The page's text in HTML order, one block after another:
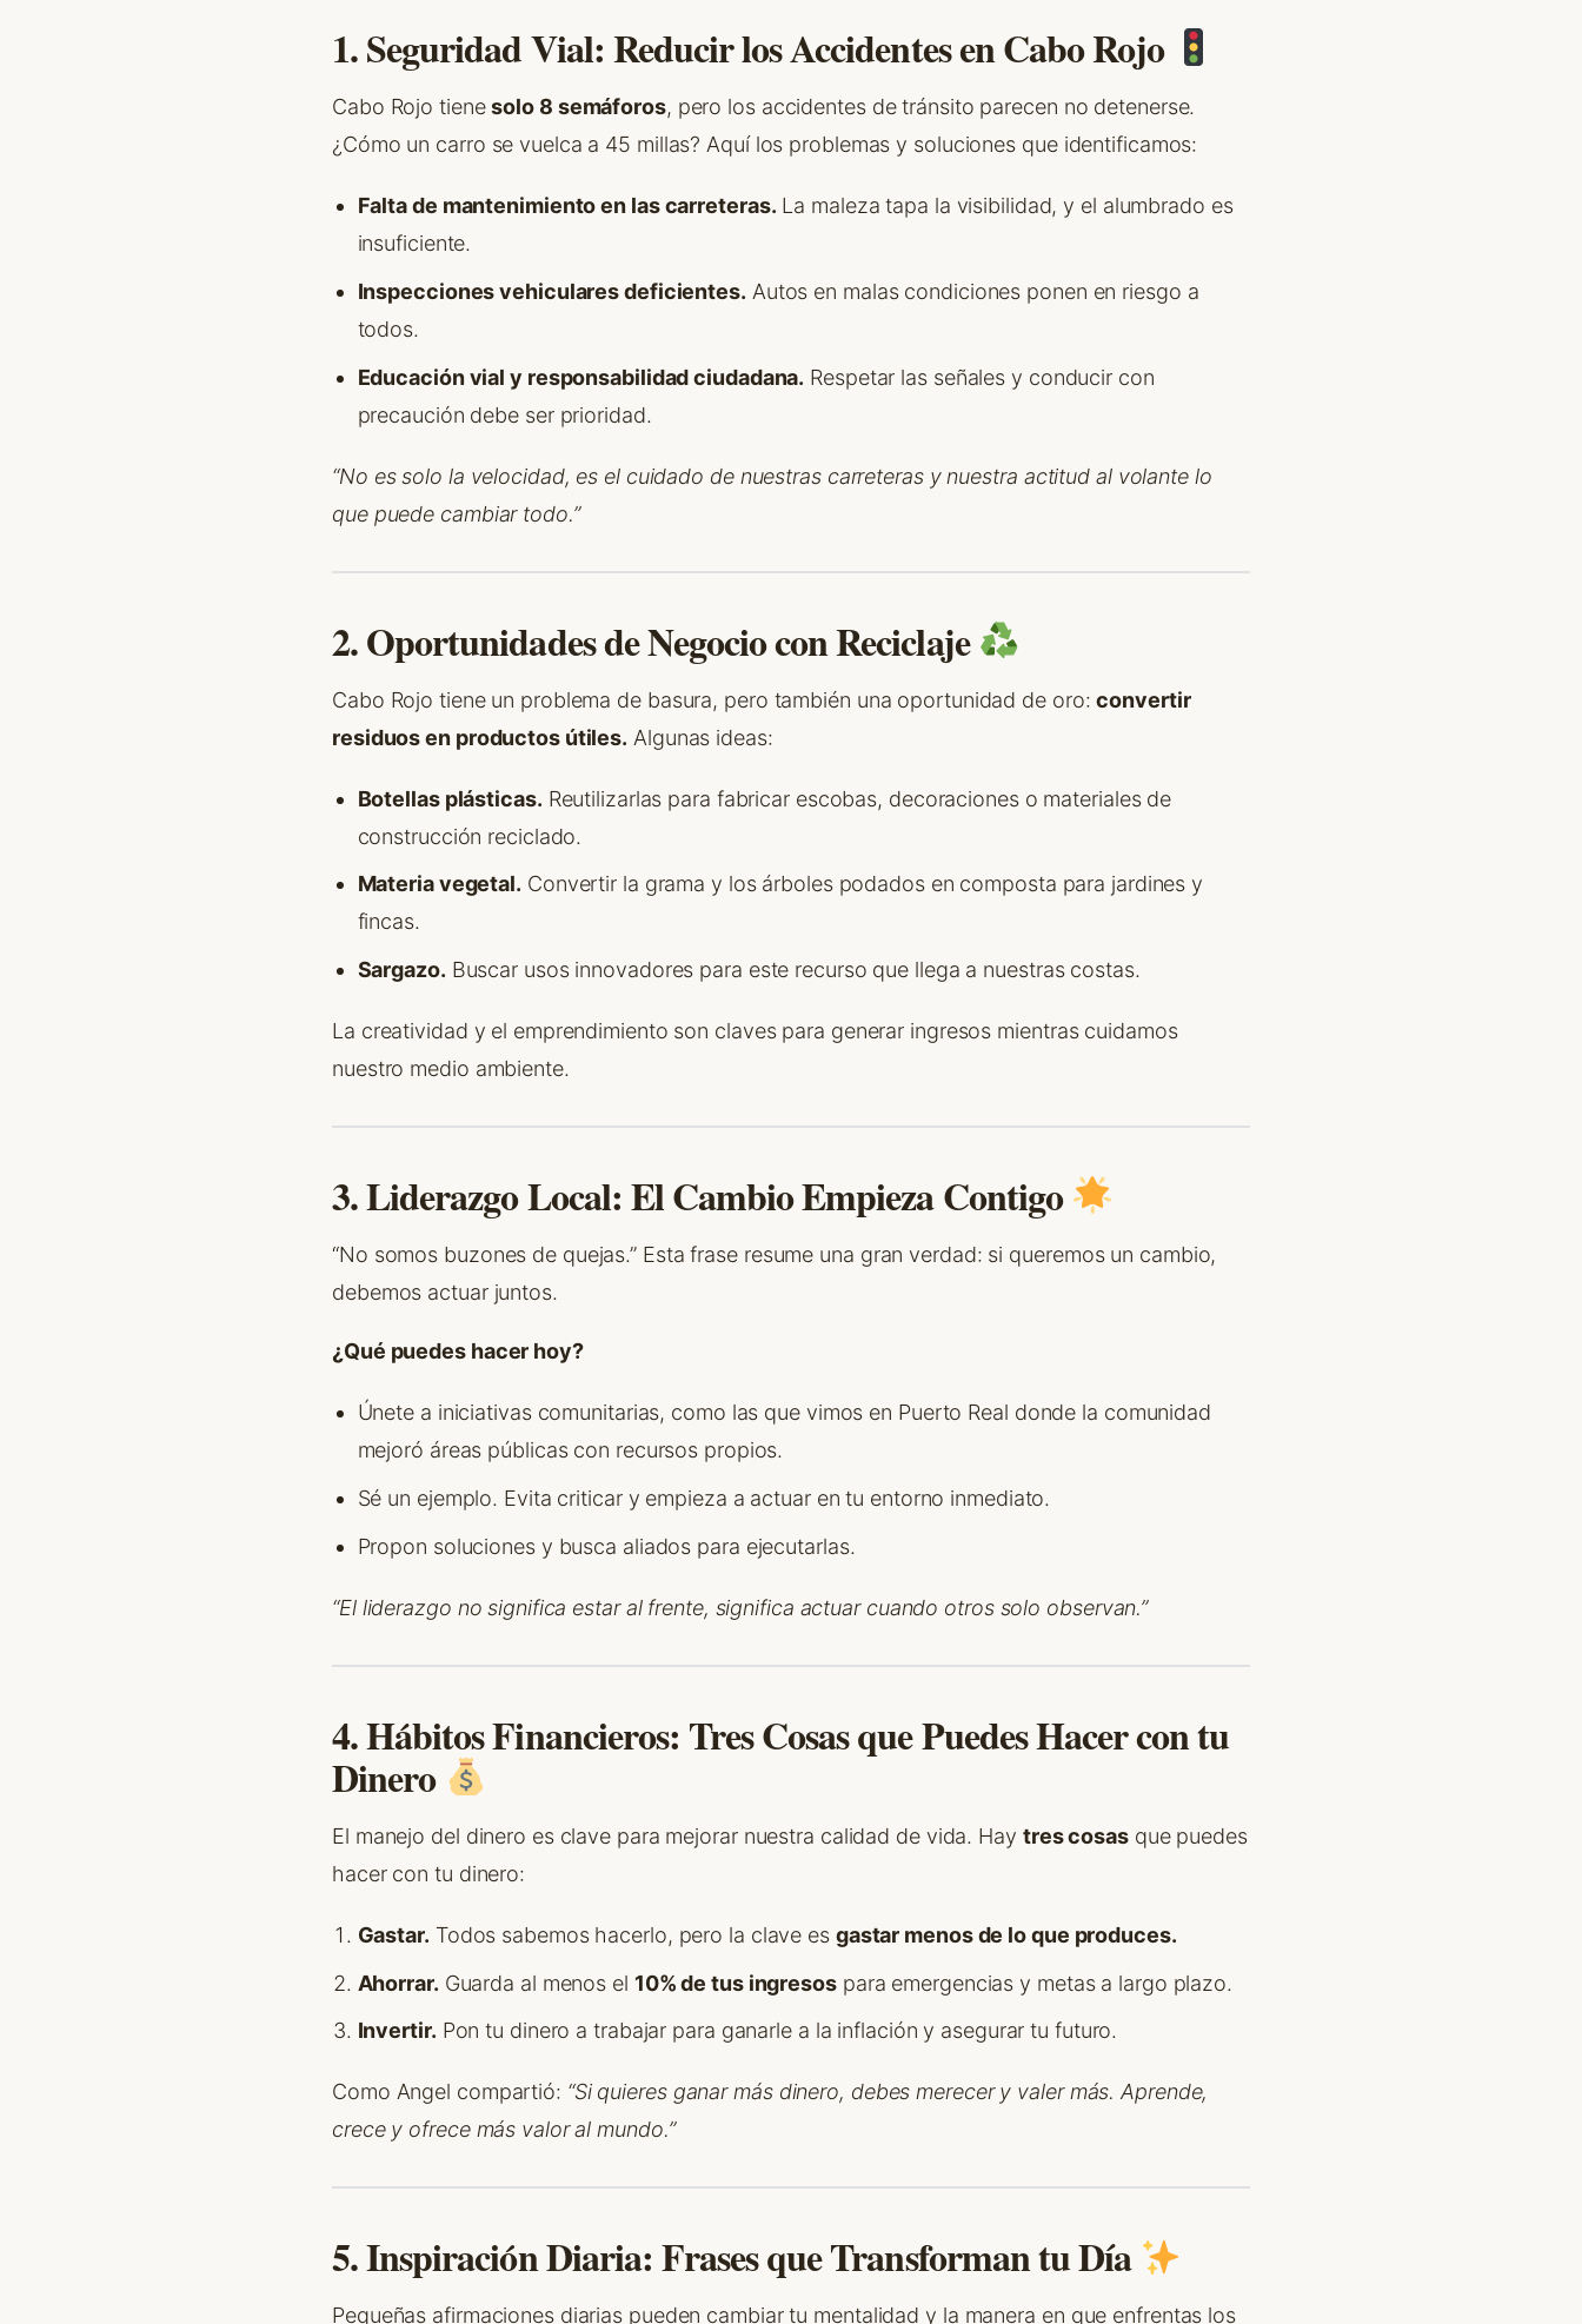
1. Seguridad Vial: Reducir los Accidentes en Cabo Rojo
Cabo Rojo tienesolo 8 semáforos, pero los accidentes de tránsito parecen no detenerse.
¿Cómo un carro se vuelca a 45 millas? Aquí los problemas y soluciones que identificamos:
Falta de mantenimiento en las carreteras. La maleza tapa la visibilidad, y el alumbrado es
insuficiente.
Inspecciones vehiculares deficientes. Autos en malas condiciones ponen en riesgo a
todos.
Educación vial y responsabilidad ciudadana. Respetar las señales y conducir con
precaución debe ser prioridad.
“No es solo la velocidad, es el cuidado de nuestras carreteras y nuestra actitud al volante lo
que puede cambiar todo.”
2. Oportunidades de Negocio con Reciclaje
Cabo Rojo tiene un problema de basura, pero también una oportunidad de oro:convertir
residuos en productos útiles. Algunas ideas:
Botellas plásticas. Reutilizarlas para fabricar escobas, decoraciones o materiales de
construcción reciclado.
Materia vegetal. Convertir la grama y los árboles podados en composta para jardines y
fincas.
Sargazo. Buscar usos innovadores para este recurso que llega a nuestras costas.
La creatividad y el emprendimiento son claves para generar ingresos mientras cuidamos
nuestro medio ambiente.
3. Liderazgo Local: El Cambio Empieza Contigo
“No somos buzones de quejas.” Esta frase resume una gran verdad: si queremos un cambio,
debemos actuar juntos.
¿Qué puedes hacer hoy?
Únete a iniciativas comunitarias, como las que vimos en Puerto Real donde la comunidad
mejoró áreas públicas con recursos propios.
Sé un ejemplo. Evita criticar y empieza a actuar en tu entorno inmediato.
Propon soluciones y busca aliados para ejecutarlas.
“El liderazgo no significa estar al frente, significa actuar cuando otros solo observan.”
4. Hábitos Financieros: Tres Cosas que Puedes Hacer con tu
Dinero
El manejo del dinero es clave para mejorar nuestra calidad de vida. Hay tres cosasque puedes
hacer con tu dinero:
Gastar. Todos sabemos hacerlo, pero la clave es gastar menos de lo que produces.
Ahorrar. Guarda al menos el 10% de tus ingresospara emergencias y metas a largo plazo.
Invertir. Pon tu dinero a trabajar para ganarle a la inflación y asegurar tu futuro.
Como Angel compartió: “Si quieres ganar más dinero, debes merecer y valer más. Aprende,
crece y ofrece más valor al mundo.”
5. Inspiración Diaria: Frases que Transforman tu Día
Pequeñas afirmaciones diarias pueden cambiar tu mentalidad y la manera en que enfrentas los